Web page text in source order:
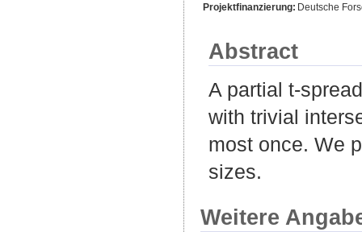
Projektfinanzierung: Deutsche
Abstract
A partial t-
with trivial
most once. We
sizes.
Weitere